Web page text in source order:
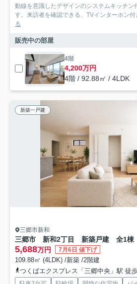
動線を意識したデザインのシステムキッチン
す。来訪者を確認できる、TVインターホン
る
販売中の部屋
4階
4,200万円
4階 / 92.88㎡ / 4LDK
新築一戸建
三郷市新和
三郷市 新和2丁目 新築戸建 全1棟
5,688万円 7月6日 値下げ
109.88㎡ (4LDK) /新築 /2階建
つくばエクスプレス「三郷中央」駅 徒